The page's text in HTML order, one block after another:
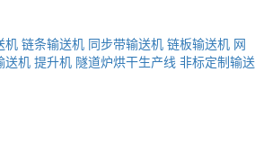
机 链条输送机 同步带输送机 链板输送机 网
送机 提升机 隧道炉烘干生产线 非标定制输送